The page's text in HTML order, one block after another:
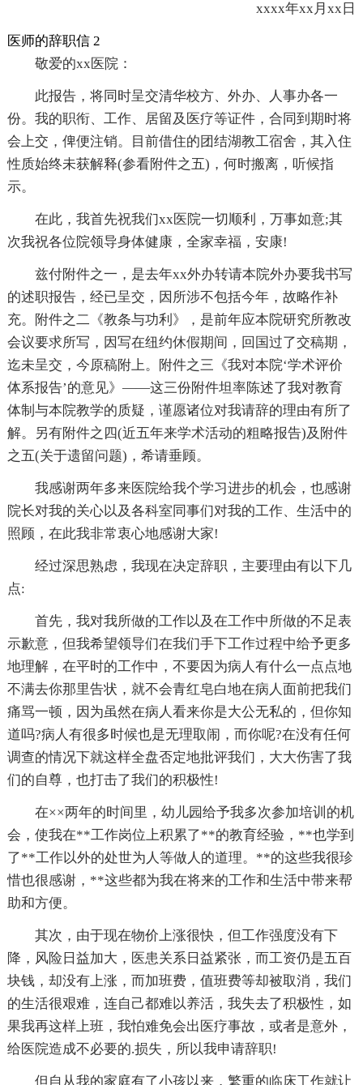
xxxx年xx月xx日
医师的辞职信 2
敬爱的xx医院：
此报告，将同时呈交清华校方、外办、人事办各一
份。我的职衔、工作、居留及医疗等证件，合同到期时将
会上交，俾便注销。目前借住的团结湖教工宿舍，其入住
性质始终未获解释(参看附件之五)，何时搬离，听候指
示。
在此，我首先祝我们xx医院一切顺利，万事如意;其
次我祝各位院领导身体健康，全家幸福，安康!
兹付附件之一，是去年xx外办转请本院外办要我书写
的述职报告，经已呈交，因所涉不包括今年，故略作补
充。附件之二《教条与功利》，是前年应本院研究所教改
会议要求所写，因写在纽约休假期间，回国过了交稿期，
迄未呈交，今原稿附上。附件之三《我对本院‘学术评价
体系报告’的意见》——这三份附件坦率陈述了我对教育
体制与本院教学的质疑，谨愿诸位对我请辞的理由有所了
解。另有附件之四(近五年来学术活动的粗略报告)及附件
之五(关于遗留问题)，希请垂顾。
我感谢两年多来医院给我个学习进步的机会，也感谢
院长对我的关心以及各科室同事们对我的工作、生活中的
照顾，在此我非常衷心地感谢大家!
经过深思熟虑，我现在决定辞职，主要理由有以下几
点:
首先，我对我所做的工作以及在工作中所做的不足表
示歉意，但我希望领导们在我们手下工作过程中给予更多
地理解，在平时的工作中，不要因为病人有什么一点点地
不满去你那里告状，就不会青红皂白地在病人面前把我们
痛骂一顿，因为虽然在病人看来你是大公无私的，但你知
道吗?病人有很多时候也是无理取闹，而你呢?在没有任何
调查的情况下就这样全盘否定地批评我们，大大伤害了我
们的自尊，也打击了我们的积极性!
在××两年的时间里，幼儿园给予我多次参加培训的机
会，使我在**工作岗位上积累了**的教育经验，**也学到
了**工作以外的处世为人等做人的道理。**的这些我很珍
惜也很感谢，**这些都为我在将来的工作和生活中带来帮
助和方便。
其次，由于现在物价上涨很快，但工作强度没有下
降，风险日益加大，医患关系日益紧张，而工资仍是五百
块钱，却没有上涨，而加班费，值班费等却被取消，我们
的生活很艰难，连自己都难以养活，我失去了积极性，如
果我再这样上班，我怕难免会出医疗事故，或者是意外，
给医院造成不必要的.损失，所以我申请辞职!
但自从我的家庭有了小孩以来，繁重的临床工作就让